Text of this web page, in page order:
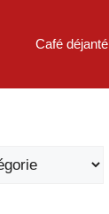
Café déjanté